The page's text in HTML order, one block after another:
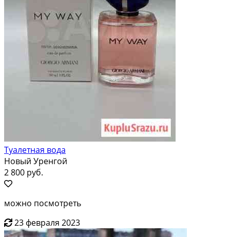
Туалетная вода
Новый Уренгой
2 800 руб.
можно посмотреть
23 февраля 2023